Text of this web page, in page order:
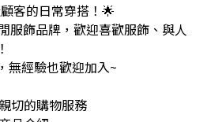
客的日常穿搭！🌟
服飾品牌，歡迎喜歡服飾、與人
無經驗也歡迎加入~
切的購物服務